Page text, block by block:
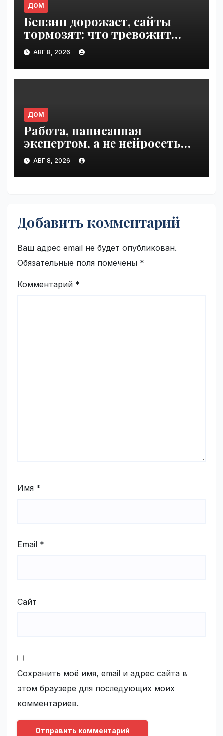
ДОМ
Бензин дорожает, сайты
тормозят: что тревожит
россиян больше? |
VseTime.ru
АВГ 8, 2026
ДОМ
Работа, написанная
экспертом, а не нейросетью |
VseTime.ru
АВГ 8, 2026
Добавить комментарий
Ваш адрес email не будет опубликован.
Обязательные поля помечены *
Комментарий *
Имя *
Email *
Сайт
Сохранить моё имя, email и адрес сайта в
этом браузере для последующих моих
комментариев.